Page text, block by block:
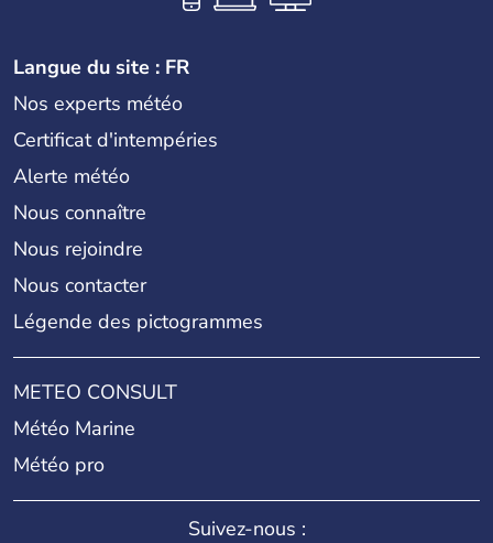
Langue du site : FR
Nos experts météo
Certificat d'intempéries
Alerte météo
Nous connaître
Nous rejoindre
Nous contacter
Légende des pictogrammes
METEO CONSULT
Météo Marine
Météo pro
Suivez-nous :